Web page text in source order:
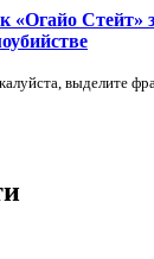
«Огайо Стейт»
выделите